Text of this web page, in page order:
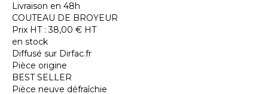
Livraison en 48h
COUTEAU DE BROYEUR
Prix HT :38,00 € HT
en stock
Diffusé sur Dirfac.fr
Pièce origine
BEST SELLER
Pièce neuve défraîchie